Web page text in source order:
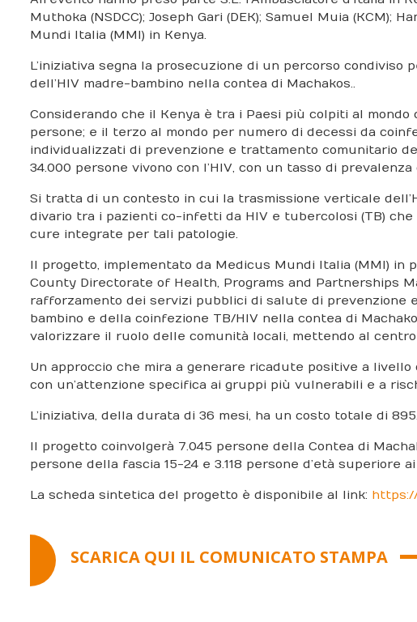
Muthoka (NSDCC); Joseph Gari (DEK); Samuel Muia (KCM);
Mundi Italia (MMI) in Kenya.
L’iniziativa segna la prosecuzione di un percorso
dell’HIV madre-bambino nella contea di Machakos..
Considerando che il Kenya è tra i Paesi più colpiti al mondo
persone; e il terzo al mondo per numero di decessi da
individualizzati di prevenzione e trattamento comunitario
34.000 persone vivono con l’HIV, con un tasso di prevalenza
Si tratta di un contesto in cui la trasmissione verticale
divario tra i pazienti co-infetti da HIV e tubercolosi (TB)
cure integrate per tali patologie.
Il progetto, implementato da Medicus Mundi Italia (MMI) in
County Directorate of Health, Programs and Partnerships
rafforzamento dei servizi pubblici di salute di prevenzione
bambino e della coinfezione TB/HIV nella contea di
valorizzare il ruolo delle comunità locali, mettendo al
Un approccio che mira a generare ricadute positive a
con un’attenzione specifica ai gruppi più vulnerabili e a
L’iniziativa, della durata di 36 mesi, ha un costo totale di
Il progetto coinvolgerà 7.045 persone della Contea di
persone della fascia 15-24 e 3.118 persone d’età superiore
La scheda sintetica del progetto è disponibile al link:
SCARICA QUI IL COMUNICATO STAMPA